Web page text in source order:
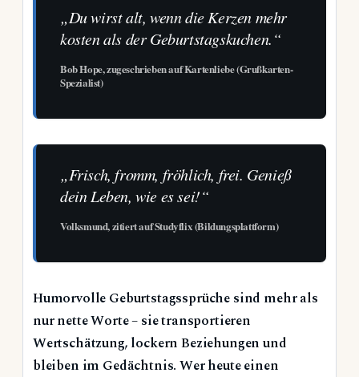
„Du wirst alt, wenn die Kerzen mehr
kosten als der Geburtstagskuchen.“
Bob Hope, zugeschrieben auf Kartenliebe (Grußkarten-
Spezialist)
„Frisch, fromm, fröhlich, frei. Genieß
dein Leben, wie es sei!“
Volksmund, zitiert auf Studyflix (Bildungsplattform)
Humorvolle Geburtstagssprüche sind mehr als
nur nette Worte – sie transportieren
Wertschätzung, lockern Beziehungen und
bleiben im Gedächtnis. Wer heute einen